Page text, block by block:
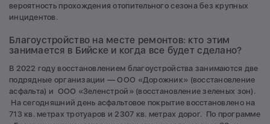
вероятность прохождения отопительного сезона без крупных
инцидентов.
Благоустройство на месте ремонтов: кто этим
занимается в Бийске и когда все будет сделано?
В 2022 году восстановлением благоустройства занимаются две
подрядные организации — ООО «Дорожник» (восстановление
асфальта) и ООО «Зеленстрой» (восстановление зеленых зон).
На сегодняшний день асфальтовое покрытие восстановлено на
713 кв. метрах тротуаров и 2307 кв. метрах дорог. По программе